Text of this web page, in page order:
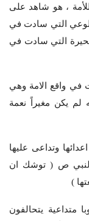
، هو شاهد على
الوعي التي سادت في
التي سادت في
في واقع الامة وهي
لم يكن مغيراً نعمة
وتداعى عليها
النبي ص ( توشك ان
)
متداعية يتحالفون